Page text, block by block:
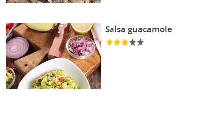
Salsa guacamole